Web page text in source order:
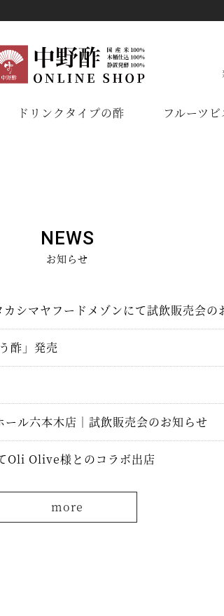
ドリンクタイプの酢 フルーツ
NEWS
お知らせ
シマヤフードメゾンにて試飲販売会の
酢」発売
ル六本木店｜試飲販売会のお知らせ
Oli Olive様とのコラボ出店
more